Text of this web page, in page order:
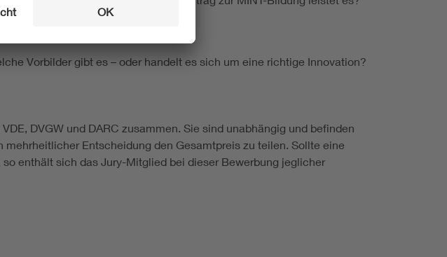
Vorbilder gibt es – oder handelt es sich um eine richtige Innovation?
DVGW und DARC zusammen. Sie sind unabhängig und befinden
Entscheidung den Gesamtpreis zu teilen. Sollte eine
enthält sich das Jury-Mitglied bei dieser Bewerbung jeglicher